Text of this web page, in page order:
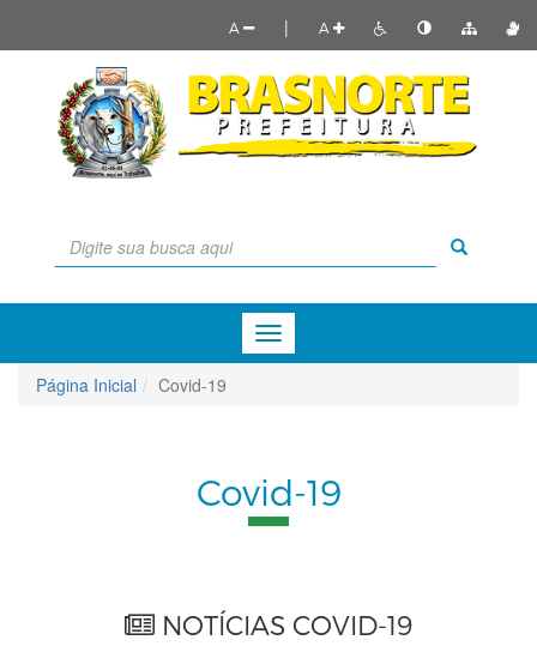
A | A
Menu
de
Página Inicial Covid-19
Covid-19
NOTÍCIAS COVID-19